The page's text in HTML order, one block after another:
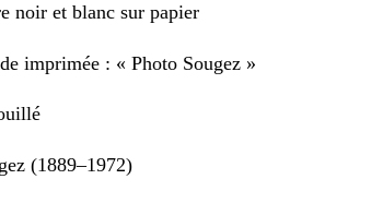
noir et blanc sur papier
imprimée : « Photo Sougez »
(1889–1972)